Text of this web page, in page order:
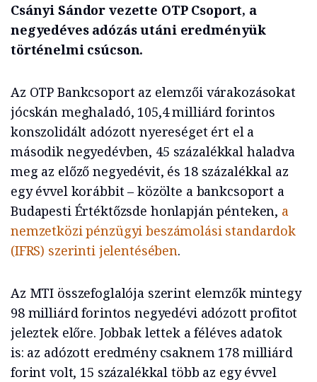
Csányi Sándor vezette OTP Csoport, a
negyedéves adózás utáni eredményük
történelmi csúcson.
Az OTP Bankcsoport az elemzői várakozásokat
jócskán meghaladó, 105,4 milliárd forintos
konszolidált adózott nyereséget ért el a
második negyedévben, 45 százalékkal haladva
meg az előző negyedévit, és 18 százalékkal az
egy évvel korábbit – közölte a bankcsoport a
Budapesti Értéktőzsde honlapján pénteken, a
nemzetközi pénzügyi beszámolási standardok
(IFRS) szerinti jelentésében.
Az MTI összefoglalója szerint elemzők mintegy
98 milliárd forintos negyedévi adózott profitot
jeleztek előre. Jobbak lettek a féléves adatok
is: az adózott eredmény csaknem 178 milliárd
forint volt, 15 százalékkal több az egy évvel